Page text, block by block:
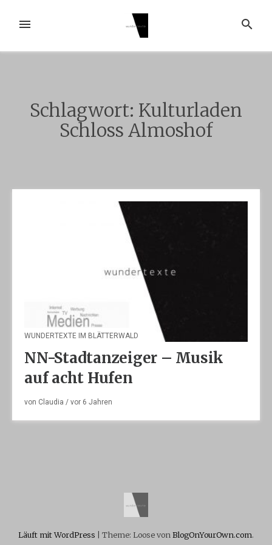
InhaltMENÜ SUCHE
Schlagwort: Kulturladen
Schloss Almoshof
WUNDERTEXTE IM BLÄTTERWALD
NN-Stadtanzeiger – Musik
auf acht Hufen
von Claudia / vor 6 Jahren
Läuft mit WordPress Theme: Loose von BlogOnYourOwn.com.